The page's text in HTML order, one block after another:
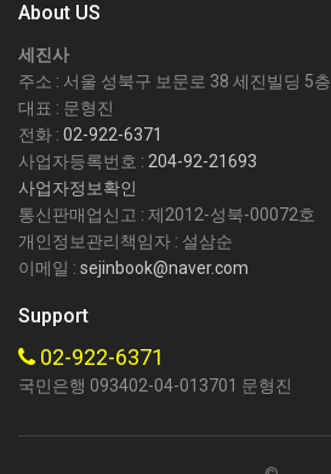
About US
세진사
주소 : 서울 성북구 보문로 38 세진빌딩 5층
대표 : 문형진
전화 : 02-922-6371
사업자등록번호 : 204-92-21693
사업자정보확인
통신판매업신고 : 제2012-성북-00072호
개인정보관리책임자 : 설삼순
이메일 : sejinbook@naver.com
Support
02-922-6371
국민은행 093402-04-013701 문형진